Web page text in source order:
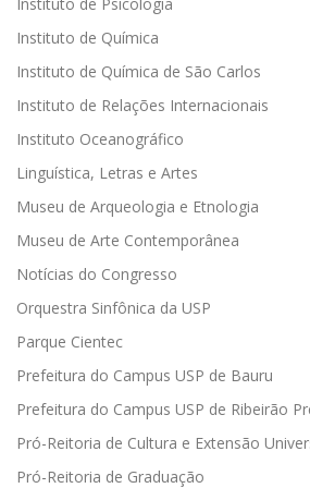
Instituto de Química
Instituto de Química de São Carlos
Instituto de Relações Internacionais
Instituto Oceanográfico
Linguística, Letras e Artes
Museu de Arqueologia e Etnologia
Museu de Arte Contemporânea
Notícias do Congresso
Orquestra Sinfônica da USP
Parque Cientec
Prefeitura do Campus USP de Bauru
Prefeitura do Campus USP de Ribeirão
Pró-Reitoria de Cultura e Extensão
Pró-Reitoria de Graduação